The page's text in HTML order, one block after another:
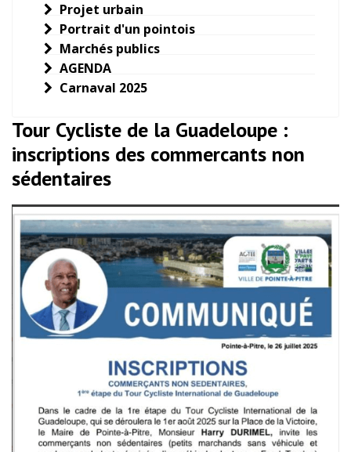
Projet urbain
Portrait d'un pointois
Marchés publics
AGENDA
Carnaval 2025
Tour Cycliste de la Guadeloupe :
inscriptions des commercants non
sédentaires